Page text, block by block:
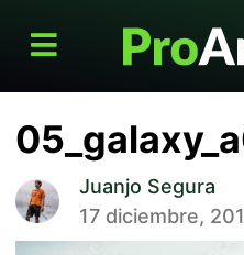
Juanjo Segura
17 diciembre,